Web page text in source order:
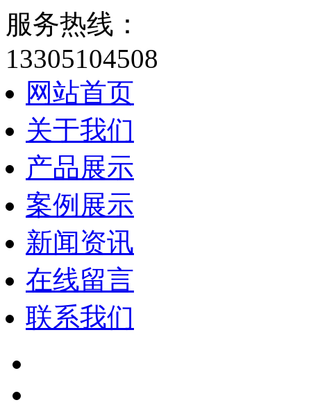
服务热线：
13305104508
网站首页
关于我们
产品展示
案例展示
新闻资讯
在线留言
联系我们